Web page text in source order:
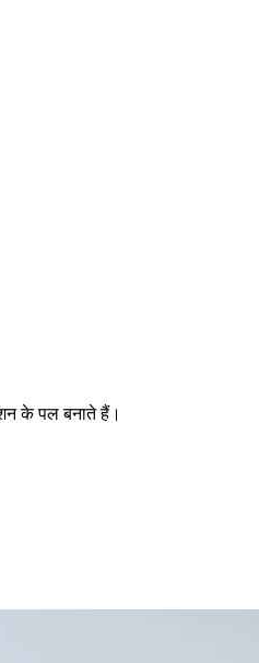
के पल बनाते हैं।